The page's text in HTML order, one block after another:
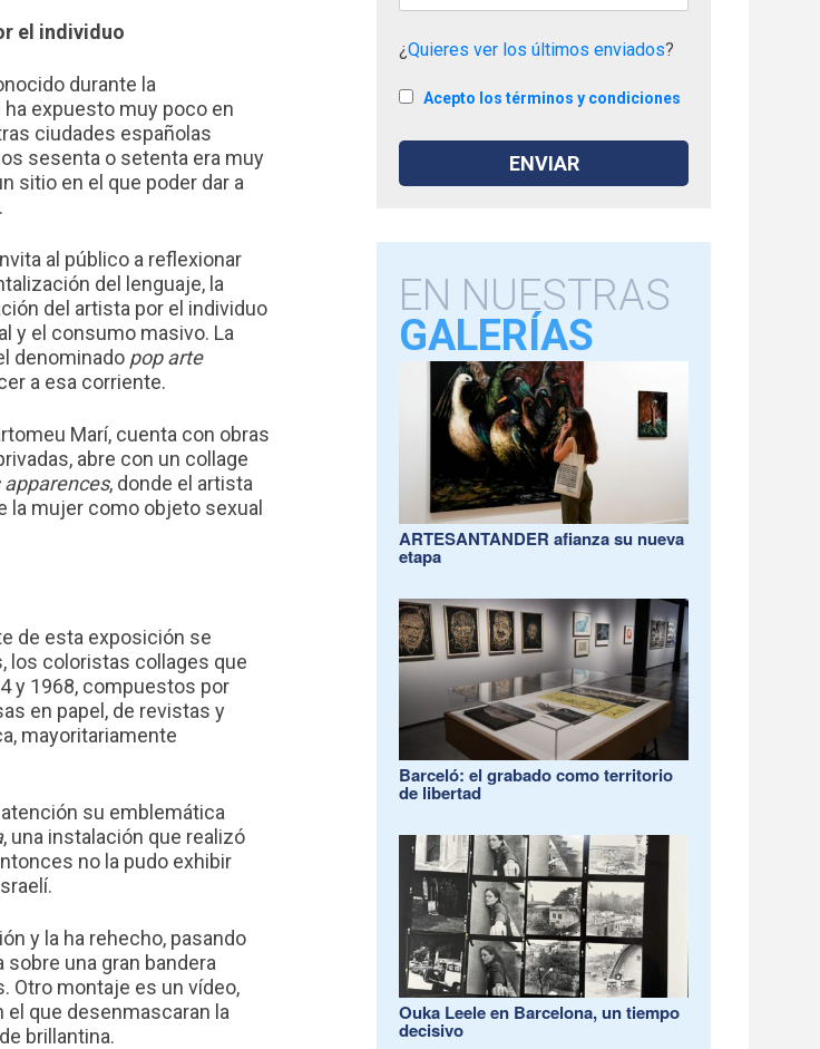
el individuo
durante la
expuesto muy poco en
ciudades españolas
sesenta o setenta era muy
sitio en el que poder dar a
al público a reflexionar
del lenguaje, la
del artista por el individuo
y el consumo masivo. La
denominado pop arte
a esa corriente.
Marí, cuenta con obras
abre con un collage
, donde el artista
la mujer como objeto sexual
de esta exposición se
los coloristas collages que
y 1968, compuestos por
en papel, de revistas y
mayoritariamente
su emblemática
, una instalación que realizó
no la pudo exhibir
y la ha rehecho, pasando
una gran bandera
Otro montaje es un vídeo,
el que desenmascaran la
brillantina.
¿Quieres ver los últimos enviados?
Acepto los términos y condiciones
EN NUESTRAS
GALERÍAS
ARTESANTANDER afianza su nueva
etapa
Barceló: el grabado como territorio
de libertad
Ouka Leele en Barcelona, un tiempo
decisivo